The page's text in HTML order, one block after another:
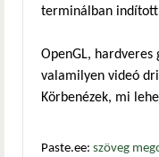
terminálban indított
OpenGL, hardveres
valamilyen videó
Körbenézek, mi
Paste.ee: szöveg